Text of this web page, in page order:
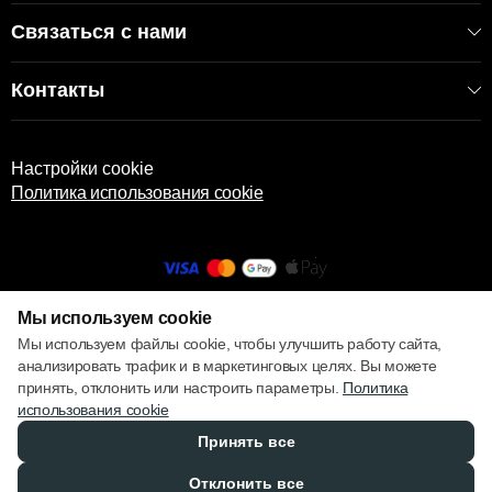
Связаться с нами
Контакты
Настройки cookie
Политика использования cookie
© 2013 – 2026 ECOM
Мы используем cookie
Мы используем файлы cookie, чтобы улучшить работу сайта,
анализировать трафик и в маркетинговых целях. Вы можете
принять, отклонить или настроить параметры. Политика
использования cookie
Принять все
Отклонить все